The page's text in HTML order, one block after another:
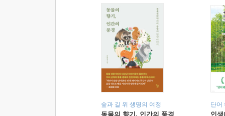
숲과 길 위 생명의 여정
동물의 향기, 인간의 풍경
단어
인